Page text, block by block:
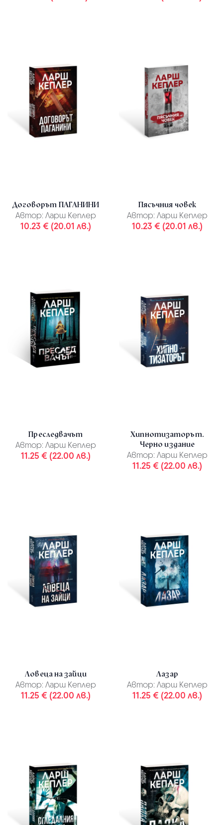
Договорът ПАГАНИНИ
Автор: Ларш Кеплер
10.23 € (20.01 лв.)
Пясъчния човек
Автор: Ларш Кеплер
10.23 € (20.01 лв.)
Преследвачът
Автор: Ларш Кеплер
11.25 € (22.00 лв.)
Хипнотизаторът.
Черно издание
Автор: Ларш Кеплер
11.25 € (22.00 лв.)
Ловеца на зайци
Автор: Ларш Кеплер
11.25 € (22.00 лв.)
Лазар
Автор: Ларш Кеплер
11.25 € (22.00 лв.)